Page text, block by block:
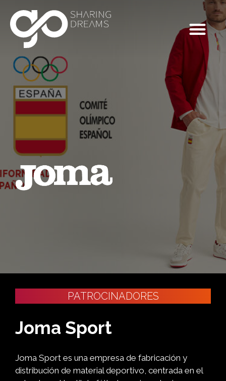
PATROCINADORES
Joma Sport
Joma Sport es una empresa de fabricación y
distribución de material deportivo, centrada en el